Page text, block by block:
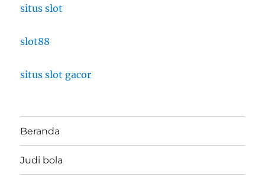
situs slot
slot88
situs slot gacor
Beranda
Judi bola